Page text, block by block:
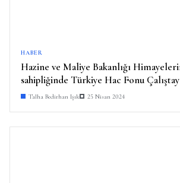
HABER
Hazine ve Maliye Bakanlığı
sahipliğinde Türkiye Hac Fonu
Talha Bedirhan Işık 25 Nisan 2024